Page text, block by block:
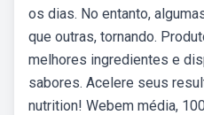
os dias. No entanto,
que outras, tornando.
melhores ingredientes e
sabores. Acelere seus
nutrition! Webem média,